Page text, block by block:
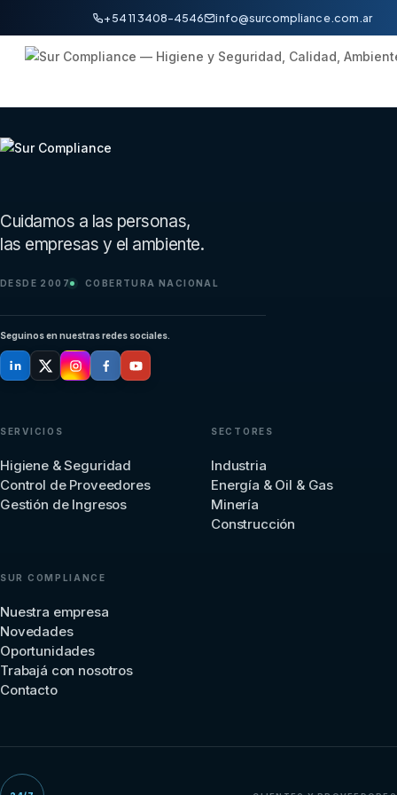
+54 11 3408-4546 info@surcompliance.com.ar
Pie de página de Sur Compliance
Cuidamos a las personas,
las empresas y el ambiente.
DESDE 2007 COBERTURA NACIONAL
Seguinos en nuestras redes sociales.
SERVICIOS
Higiene & Seguridad
Control de Proveedores
Gestión de Ingresos
SECTORES
Industria
Energía & Oil & Gas
Minería
Construcción
SUR COMPLIANCE
Nuestra empresa
Novedades
Oportunidades
Trabajá con nosotros
Contacto